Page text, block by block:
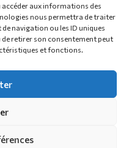
aux informations des
nous permettra de traiter
navigation ou les ID uniques
de retirer son consentement peut
et fonctions.